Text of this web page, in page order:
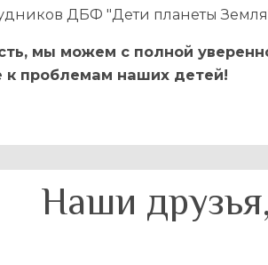
ДБФ "Дети планеты
мы можем с полной
к проблемам наших детей!
Наши